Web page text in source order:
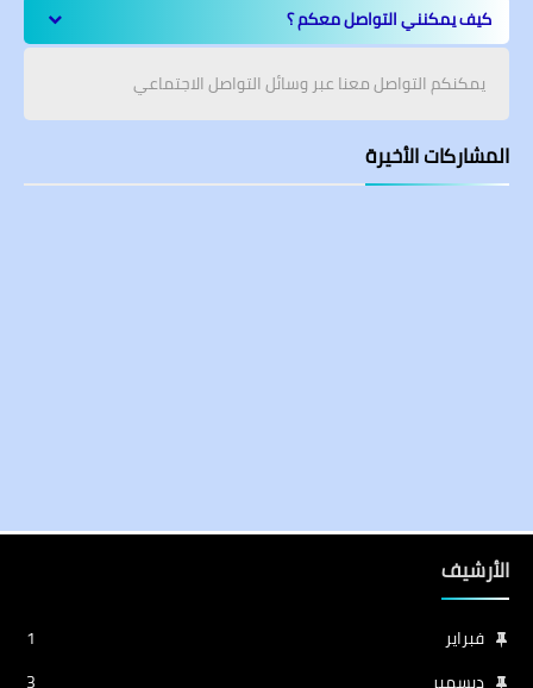
كيف يمكنني التواصل معكم ؟
يمكنكم التواصل معنا عبر وسائل التواصل الاجتماعي
المشاركات الأخيرة
الأرشيف
فبراير
1
ديسمبر
3